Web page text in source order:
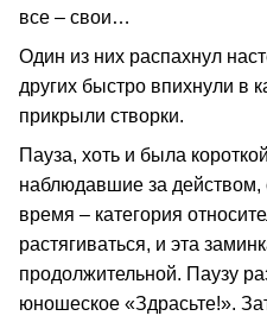
все – свои…
Один из них распахнул
других быстро впихнули в
прикрыли створки.
Пауза, хоть и была
наблюдавшие за действом,
время – категория
растягиваться, и эта
продолжительной. Паузу
юношеское «Здрасьте!».